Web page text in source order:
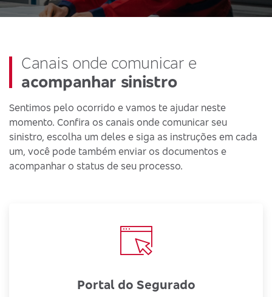
Canais onde comunicar e
acompanhar sinistro
Sentimos pelo ocorrido e vamos te ajudar neste
momento. Confira os canais onde comunicar seu
sinistro, escolha um deles e siga as instruções em cada
um, você pode também enviar os documentos e
acompanhar o status de seu processo.
Portal do Segurado